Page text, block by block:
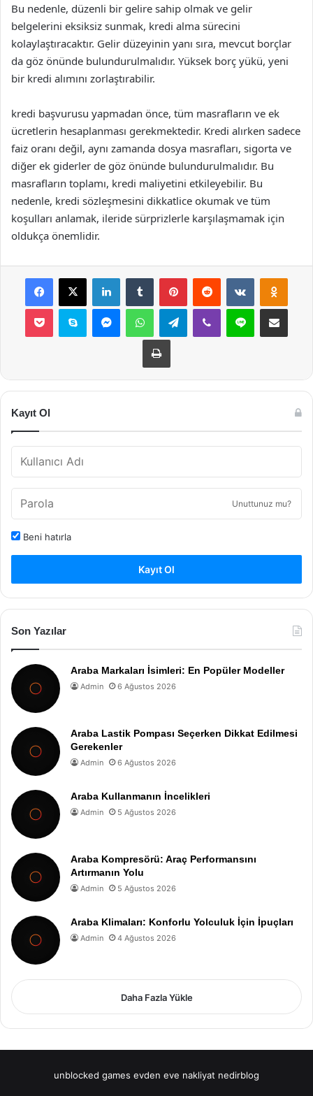
Bu nedenle, düzenli bir gelire sahip olmak ve gelir
belgelerini eksiksiz sunmak, kredi alma sürecini
kolaylaştıracaktır. Gelir düzeyinin yanı sıra, mevcut borçlar
da göz önünde bulundurulmalıdır. Yüksek borç yükü, yeni
bir kredi alımını zorlaştırabilir.
kredi başvurusu yapmadan önce, tüm masrafların ve ek
ücretlerin hesaplanması gerekmektedir. Kredi alırken sadece
faiz oranı değil, aynı zamanda dosya masrafları, sigorta ve
diğer ek giderler de göz önünde bulundurulmalıdır. Bu
masrafların toplamı, kredi maliyetini etkileyebilir. Bu
nedenle, kredi sözleşmesini dikkatlice okumak ve tüm
koşulları anlamak, ileride sürprizlerle karşılaşmamak için
oldukça önemlidir.
Facebook
X LinkedInTumblr PinterestReddit VKontakte
Pocket Skype MessengerWhatsAppTelegramViber Line E-Posta ile
Yazdır
Kayıt Ol
Unuttunuz mu?
Beni hatırla
Kayıt Ol
Son Yazılar
Araba Markaları İsimleri: En Popüler Modeller
Admin 6 Ağustos 2026
Araba Lastik Pompası Seçerken Dikkat Edilmesi
Gerekenler
Admin 6 Ağustos 2026
Araba Kullanmanın İncelikleri
Admin 5 Ağustos 2026
Araba Kompresörü: Araç Performansını
Artırmanın Yolu
Admin 5 Ağustos 2026
Araba Klimaları: Konforlu Yolculuk İçin İpuçları
Admin 4 Ağustos 2026
Daha Fazla Yükle
unblocked games evden eve nakliyat nedirblog